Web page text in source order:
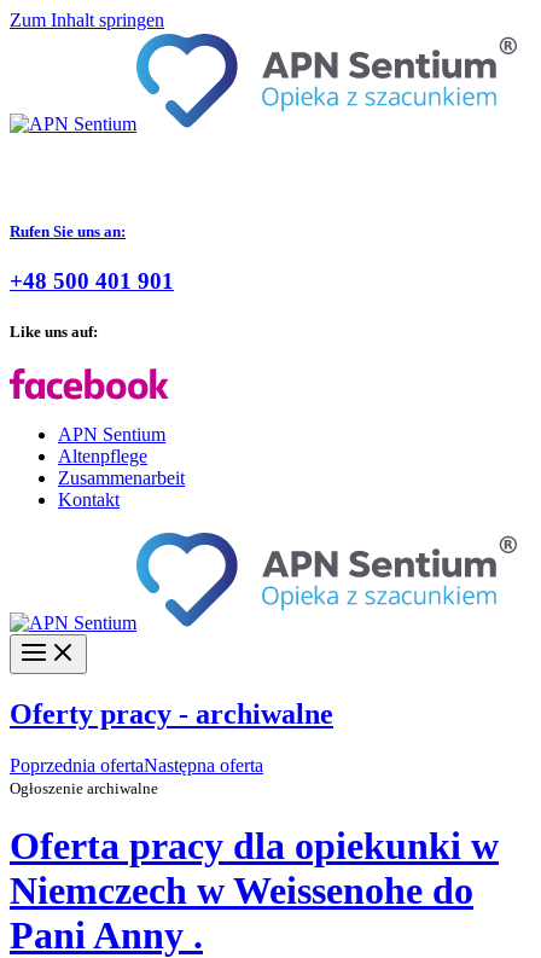
Zum Inhalt springen
Rufen Sie uns an:
+48 500 401 901
Like uns auf:
APN Sentium
Altenpflege
Zusammenarbeit
Kontakt
Oferty pracy - archiwalne
Poprzednia ofertaNastępna oferta
Ogłoszenie archiwalne
Oferta pracy dla opiekunki w
Niemczech w Weissenohe do
Pani Anny .